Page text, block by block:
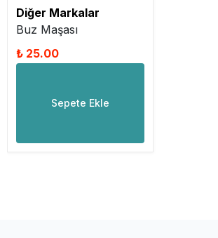
Diğer Markalar
Buz Maşası
₺ 25.00
Sepete Ekle